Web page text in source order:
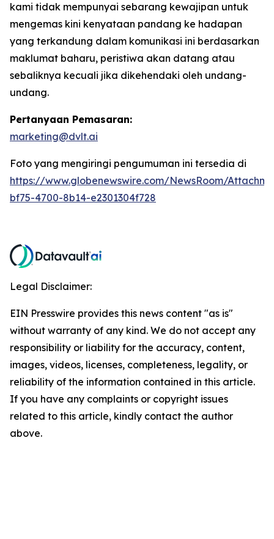
kami tidak mempunyai sebarang kewajipan untuk
mengemas kini kenyataan pandang ke hadapan
yang terkandung dalam komunikasi ini berdasarkan
maklumat baharu, peristiwa akan datang atau
sebaliknya kecuali jika dikehendaki oleh undang-
undang.
Pertanyaan Pemasaran:
marketing@dvlt.ai
Foto yang mengiringi pengumuman ini tersedia di
https://www.globenewswire.com/NewsRoom/
bf75-4700-8b14-e2301304f728
Legal Disclaimer:
EIN Presswire provides this news content "as is"
without warranty of any kind. We do not accept any
responsibility or liability for the accuracy, content,
images, videos, licenses, completeness, legality, or
reliability of the information contained in this article.
If you have any complaints or copyright issues
related to this article, kindly contact the author
above.